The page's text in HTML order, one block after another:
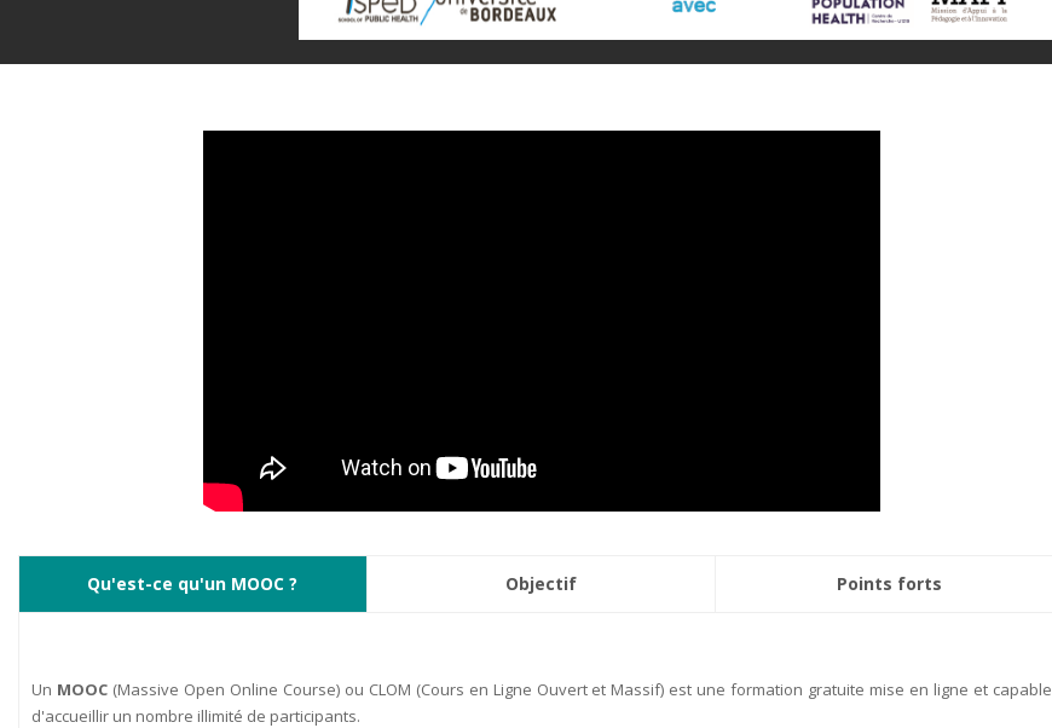
Qu'est-ce qu'un MOOC ? Objectif Points forts
Un MOOC(Massive Open Online Course) ou CLOM (Cours en Ligne Ouvert et Massif) est une formation gratuite mise en ligne et capable
d'accueillir un nombre illimité de participants.